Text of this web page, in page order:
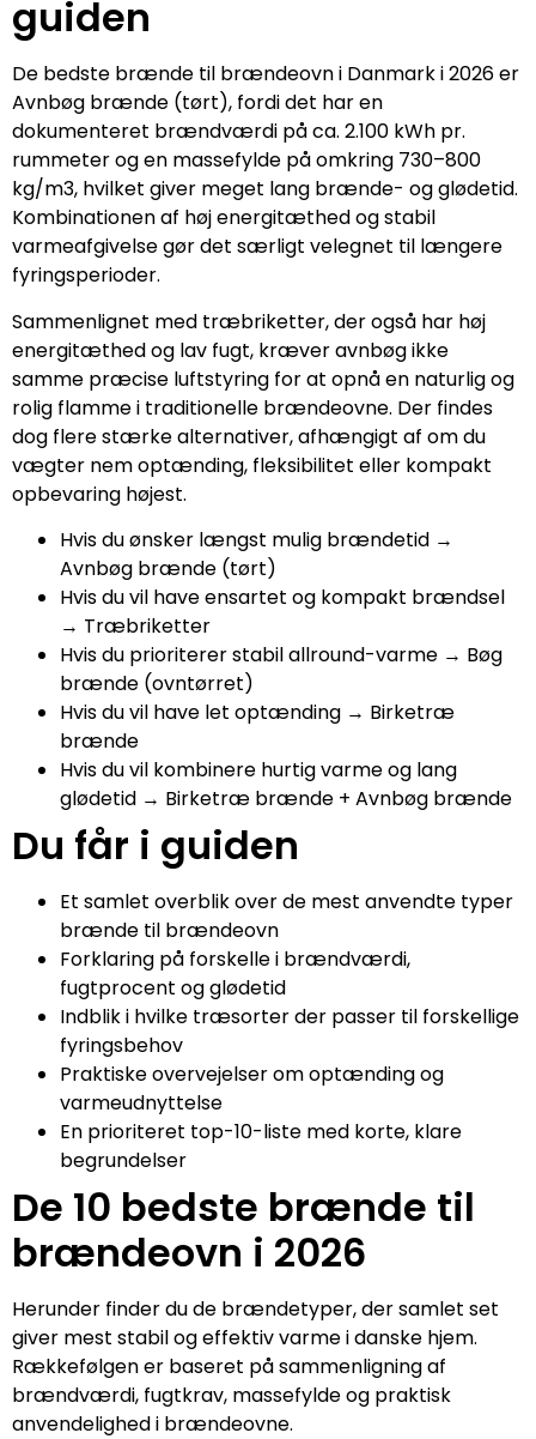
guiden
De bedste brænde til brændeovn i Danmark i 2026 er
Avnbøg brænde (tørt), fordi det har en
dokumenteret brændværdi på ca. 2.100 kWh pr.
rummeter og en massefylde på omkring 730–800
kg/m3, hvilket giver meget lang brænde- og glødetid.
Kombinationen af høj energitæthed og stabil
varmeafgivelse gør det særligt velegnet til længere
fyringsperioder.
Sammenlignet med træbriketter, der også har høj
energitæthed og lav fugt, kræver avnbøg ikke
samme præcise luftstyring for at opnå en naturlig og
rolig flamme i traditionelle brændeovne. Der findes
dog flere stærke alternativer, afhængigt af om du
vægter nem optænding, fleksibilitet eller kompakt
opbevaring højest.
Hvis du ønsker længst mulig brændetid →
Avnbøg brænde (tørt)
Hvis du vil have ensartet og kompakt brændsel
→ Træbriketter
Hvis du prioriterer stabil allround-varme → Bøg
brænde (ovntørret)
Hvis du vil have let optænding → Birketræ
brænde
Hvis du vil kombinere hurtig varme og lang
glødetid → Birketræ brænde + Avnbøg brænde
Du får i guiden
Et samlet overblik over de mest anvendte typer
brænde til brændeovn
Forklaring på forskelle i brændværdi,
fugtprocent og glødetid
Indblik i hvilke træsorter der passer til forskellige
fyringsbehov
Praktiske overvejelser om optænding og
varmeudnyttelse
En prioriteret top-10-liste med korte, klare
begrundelser
De 10 bedste brænde til
brændeovn i 2026
Herunder finder du de brændetyper, der samlet set
giver mest stabil og effektiv varme i danske hjem.
Rækkefølgen er baseret på sammenligning af
brændværdi, fugtkrav, massefylde og praktisk
anvendelighed i brændeovne.